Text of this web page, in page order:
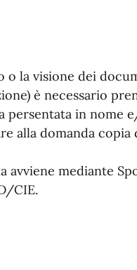
la visione dei
è necessario
persentata in nome
alla domanda
avviene mediante
CIE.